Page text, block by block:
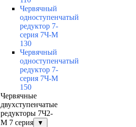
Червячный
одноступенчатый
редуктор 7-
серия 7Ч-М
130
Червячный
одноступенчатый
редуктор 7-
серия 7Ч-М
150
Червячные
двухступенчатые
редукторы 7Ч2-
М 7 серия
▼